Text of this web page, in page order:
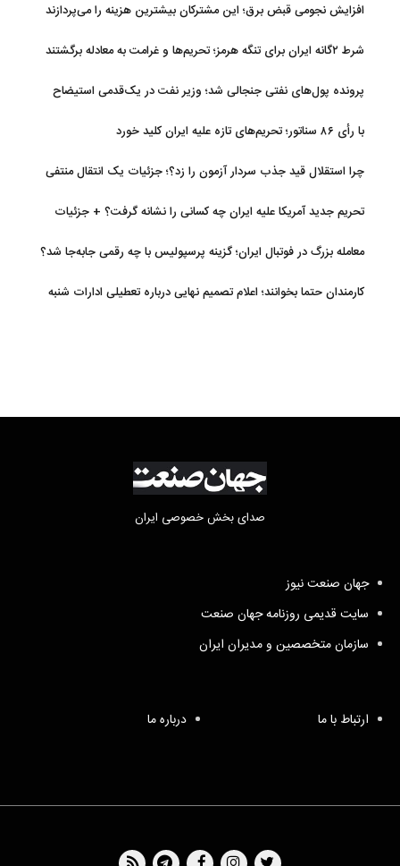
افزایش نجومی قبض برق؛ این مشترکان بیشترین هزینه را می‌پردازند
شرط ۲گانه ایران برای تنگه هرمز؛ تحریم‌ها و غرامت به معادله برگشتند
پرونده پول‌های نفتی جنجالی شد؛ وزیر نفت در یک‌قدمی استیضاح
با رأی ۸۶ سناتور؛ تحریم‌های تازه علیه ایران کلید خورد
چرا استقلال قید جذب سردار آزمون را زد؟؛ جزئیات یک انتقال منتفی
تحریم جدید آمریکا علیه ایران چه کسانی را نشانه گرفت؟ + جزئیات
معامله بزرگ در فوتبال ایران؛ گزینه پرسپولیس با چه رقمی جابه‌جا شد؟
کارمندان حتما بخوانند؛ اعلام تصمیم نهایی درباره تعطیلی ادارات شنبه
صدای بخش خصوصی ایران
جهان صنعت نیوز
سایت قدیمی روزنامه جهان صنعت
سازمان متخصصین و مدیران ایران
ارتباط با ما درباره ما